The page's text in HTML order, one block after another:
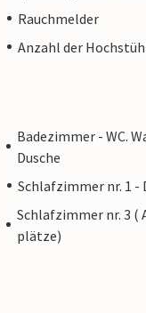
Rauchmelder
Anzahl der
Badezimmer - WC.
Dusche
Schlafzimmer nr. 1
Schlafzimmer nr. 3 (
plätze)